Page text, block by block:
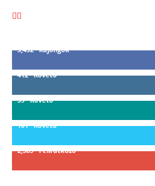
3,452 Rajongók
412 Követő
59 Követő
101 Követő
2,589 Feliratkozó